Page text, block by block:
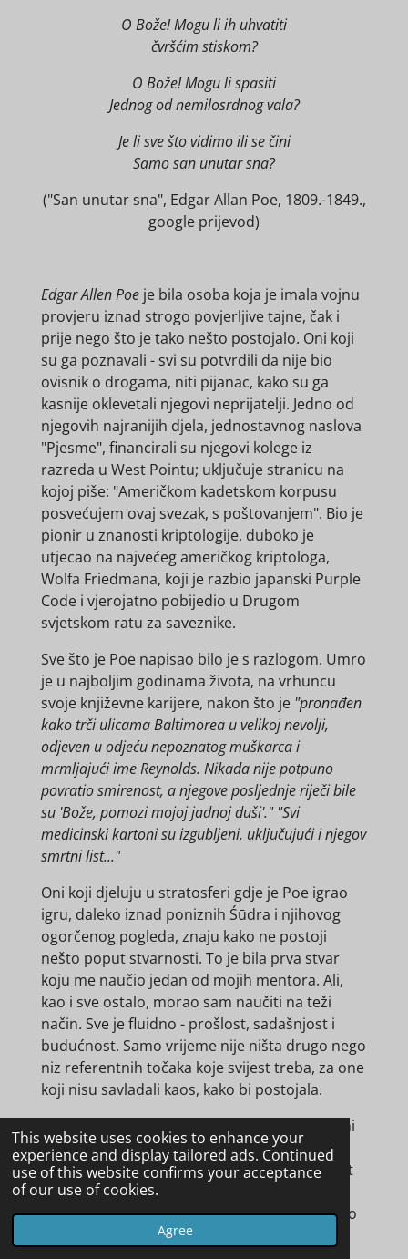
This website uses cookies to enhance your
experience and display tailored ads. Continued
use of this website confirms your acceptance
of our use of cookies.
Agree
O Bože! Mogu li ih uhvatiti
čvršćim stiskom?
O Bože! Mogu li spasiti
Jednog od nemilosrdnog vala?
Je li sve što vidimo ili se čini
Samo san unutar sna?
("San unutar sna", Edgar Allan Poe, 1809.-1849.,
google prijevod)
Edgar Allen Poeje bila osoba koja je imala vojnu
provjeru iznad strogo povjerljive tajne, čak i
prije nego što je tako nešto postojalo. Oni koji
su ga poznavali - svi su potvrdili da nije bio
ovisnik o drogama, niti pijanac, kako su ga
kasnije oklevetali njegovi neprijatelji. Jedno od
njegovih najranijih djela, jednostavnog naslova
"Pjesme", financirali su njegovi kolege iz
razreda u West Pointu; uključuje stranicu na
kojoj piše: "Američkom kadetskom korpusu
posvećujem ovaj svezak, s poštovanjem". Bio je
pionir u znanosti kriptologije, duboko je
utjecao na najvećeg američkog kriptologa,
Wolfa Friedmana, koji je razbio japanski Purple
Code i vjerojatno pobijedio u Drugom
svjetskom ratu za saveznike.
Sve što je Poe napisao bilo je s razlogom. Umro
je u najboljim godinama života, na vrhuncu
svoje književne karijere, nakon što je "pronađen
kako trči ulicama Baltimorea u velikoj nevolji,
odjeven u odjeću nepoznatog muškarca i
mrmljajući ime Reynolds. Nikada nije potpuno
povratio smirenost, a njegove posljednje riječi bile
su 'Bože, pomozi mojoj jadnoj duši'." "Svi
medicinski kartoni su izgubljeni, uključujući i njegov
smrtni list..."
Oni koji djeluju u stratosferi gdje je Poe igrao
igru, daleko iznad poniznih Śūdra i njihovog
ogorčenog pogleda, znaju kako ne postoji
nešto poput stvarnosti. To je bila prva stvar
koju me naučio jedan od mojih mentora. Ali,
kao i sve ostalo, morao sam naučiti na teži
način. Sve je fluidno - prošlost, sadašnjost i
budućnost. Samo vrijeme nije ništa drugo nego
niz referentnih točaka koje svijest treba, za one
koji nisu savladali kaos, kako bi postojala.
U valnoj fizici, koja je jedina prava fizika, atomi
su izmišljeni koncept za izmišljene
znanstvenike, jer oni koji zajašu valove, poput
Srebrnog Surfera iz stripa, moraju paziti da
nikada ne padnu. Bilo da ste bili drogirani, kao
što su sigurno bili Poe i Nietzsche, ili zato što